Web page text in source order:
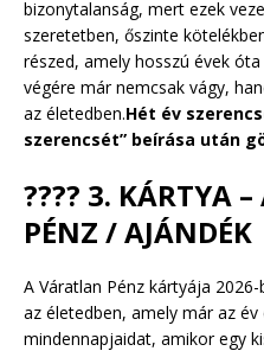
bizonytalanság, mert ezek
szeretetben, őszinte
részed, amely hosszú évek
végére már nemcsak vágy,
az életedben.Hét év
szerencsét” beírása után
???? 3. KÁRTYA
PÉNZ / AJÁNDÉK
A Váratlan Pénz kártyája
az életedben, amely már az
mindennapjaidat, amikor egy